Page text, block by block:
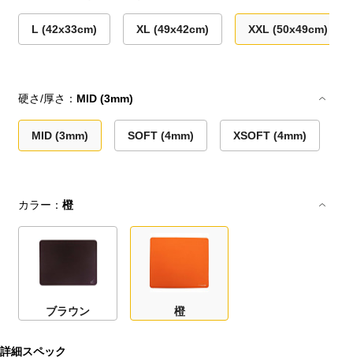
L (42x33cm) XL (49x42cm) XXL (50x49cm)
硬さ/厚さ： MID (3mm)
MID (3mm) SOFT (4mm) XSOFT (4mm)
カラー：橙
ブラウン 橙
詳細スペック